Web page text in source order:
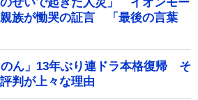
族が慟哭の証言 「最後の言葉
ん」13年ぶり連ドラ本格復帰 そ
判が上々な理由